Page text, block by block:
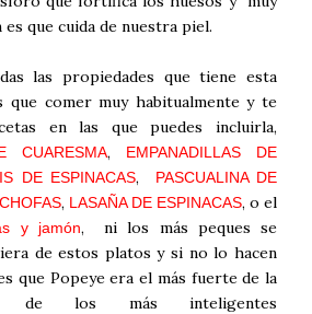
que cuida de nuestra piel.
las propiedades que tiene esta
que comer muy habitualmente y te
en las que puedes incluirla,
CUARESMA,
EMPANADILLAS DE
DE ESPINACAS,
PASCUALINA DE
, LASAÑA DE ESPINACAS, o el
y jamón, ni los más peques se
de estos platos y si no lo hacen
que Popeye era el más fuerte de la
los más inteligentes